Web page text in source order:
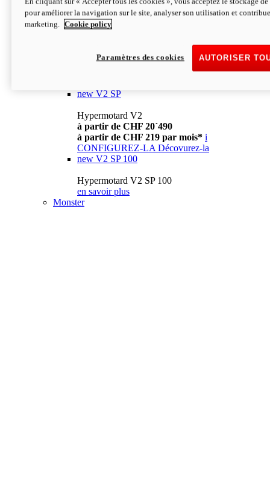
à partir de CHF 13´990 i
CONFIGUREZ-LA Décovurez-la
newV2
à partir de CHF 15´990
à partir de CHF 169 par mois* i
new V2 SP
Hypermotard V2
à partir de CHF 20´490
à partir de CHF 219 par mois* i
CONFIGUREZ-LA Décovurez-la
new V2 SP 100
Hypermotard V2 SP 100
en savoir plus
Monster
pour améliorer la navigation sur le site, analyser son utilisation et
marketing.
Cookie policy
AUTORISER
Paramètres des cookies